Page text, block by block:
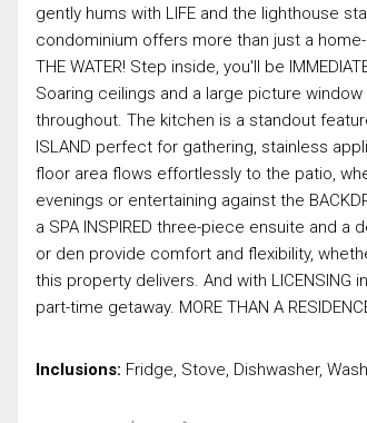
gently hums with LIFE and the lighthouse
condominium offers more than just a home-
THE WATER! Step inside, you'll be
Soaring ceilings and a large picture
throughout. The kitchen is a standout
ISLAND perfect for gathering, stainless
floor area flows effortlessly to the patio,
evenings or entertaining against the
a SPA INSPIRED three-piece ensuite and
or den provide comfort and flexibility,
this property delivers. And with
part-time getaway. MORE THAN A
Inclusions: Fridge, Stove, Dishwasher,